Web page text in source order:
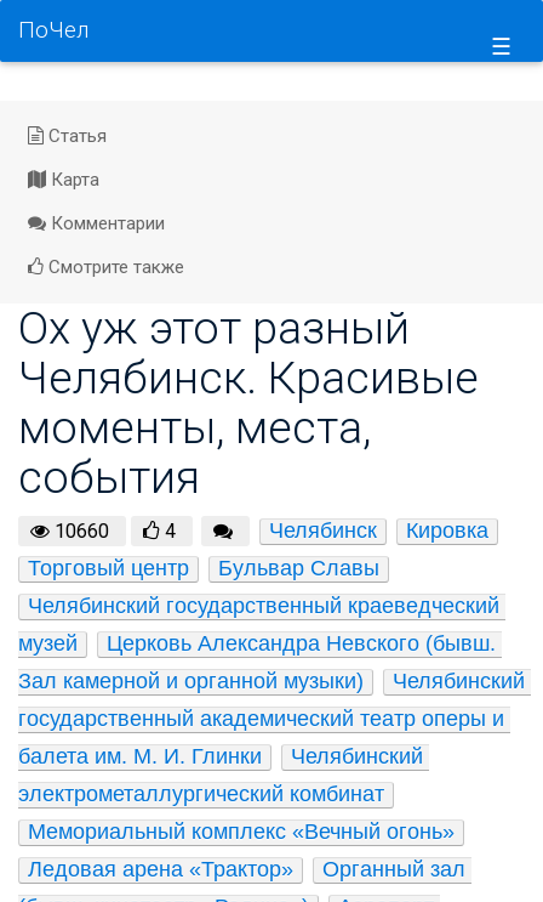
☰
ПоЧел
Статья
Карта
Комментарии
Смотрите также
Ох уж этот разный
Челябинск. Красивые
моменты, места,
события
10660 4 Челябинск
Кировка
Торговый центр
Бульвар Славы
Челябинский государственный краеведческий
музей
Церковь Александра Невского (бывш.
Зал камерной и органной музыки)
Челябинский
государственный академический театр оперы и
балета им. М. И. Глинки
Челябинский
электрометаллургический комбинат
Мемориальный комплекс «Вечный огонь»
Ледовая арена «Трактор»
Органный зал